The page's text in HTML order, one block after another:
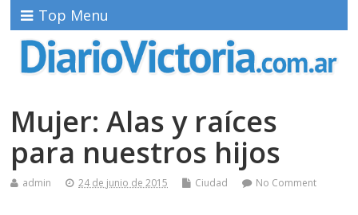
Top Menu
Mujer: Alas y raíces
para nuestros hijos
admin 24 de junio de 2015 Ciudad No Comment